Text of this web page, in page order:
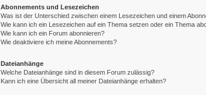
Abonnements und Lesezeichen
Was ist der Unterschied zwischen einem Lesezeichen und einem
Wie kann ich ein Lesezeichen auf ein Thema setzen oder ein Thema
Wie kann ich ein Forum abonnieren?
Wie deaktiviere ich meine Abonnements?
Dateianhänge
Welche Dateianhänge sind in diesem Forum zulässig?
Kann ich eine Übersicht all meiner Dateianhänge erhalten?